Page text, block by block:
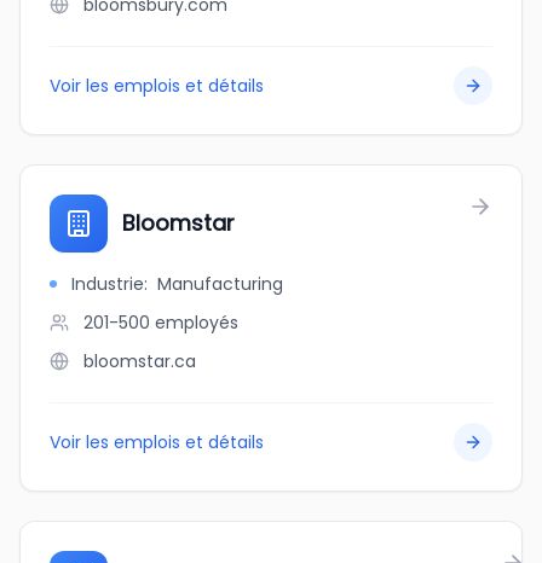
bloomsbury.com
Voir les emplois et détails
Bloomstar
Industrie: Manufacturing
201-500 employés
bloomstar.ca
Voir les emplois et détails